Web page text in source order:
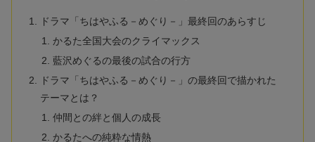
ドラマ「ちはやふる－めぐり－」最終回のあらすじ
かるた全国大会のクライマックス
藍沢めぐるの最後の試合の行方
ドラマ「ちはやふる－めぐり－」の最終回で描かれた
テーマとは？
仲間との絆と個人の成長
かるたへの純粋な情熱